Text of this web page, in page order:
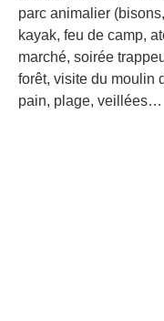
parc animalier
kayak, feu de camp,
marché, soirée
forêt, visite du moulin
pain, plage, veillées…